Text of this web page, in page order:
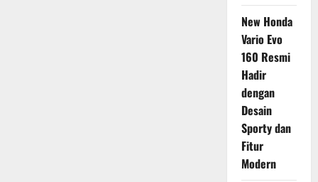
New Honda
Vario Evo
160 Resmi
Hadir
dengan
Desain
Sporty dan
Fitur
Modern